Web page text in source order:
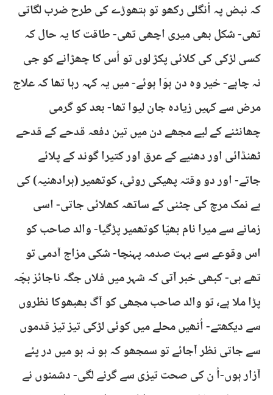
کہ نبض پہ اُنگلی رکھو تو ہتھوڑے کی طرح ضرب لگاتی
تھی- شکل بھی میری اچھی تھی- طاقت کا یہ حال کہ
کسی لڑکی کی کلائی پکڑ لوں تو اُس کا چھڑانے کو جی
نہ چاہے- خیر وہ دن ہوّا ہوئے- میں یہ کہہ رہا تھا کہ علاج
مرض سے کہیں زیادہ جان لیوا تھا- بعد کو گرمی
چھانٹنے کے لیے مجھے دن میں تین دفعہ قدحے کے قدحے
ٹھنڈائی اور دھنیے کے عرق اور کتیرا گوند کے پلائے
جاتے- اور دو وقتہ پھیکی روٹی، کوتھمیر (ہرادھنیہ) کی
بے نمک مرچ کی چٹنی کے ساتھہ کھلائی جاتی- اسی
زمانے سے میرا نام بھیّا کوتھمیر پڑگیا- والد صاحب کو
اس وقوعے سے بہت صدمہ پہنچا- شکی مزاج آدمی تو
تھے ہی- کبھی خبر آتی کہ شہر میں فلاں جگہ ناجائز بچّہ
پڑا ملا ہے، تو والد صاحب مجھی کو آگ بھبھوکا نظروں
سے دیکھتے- اُنھیں محلے میں کوئی لڑکی تیز تیز قدموں
سے جاتی نظر آجائے تو سمجھو کہ ہو نہ ہو میں در پئے
آزار ہوں-اُ ن کی صحت تیزی سے گرنے لگی- دشمنوں نے